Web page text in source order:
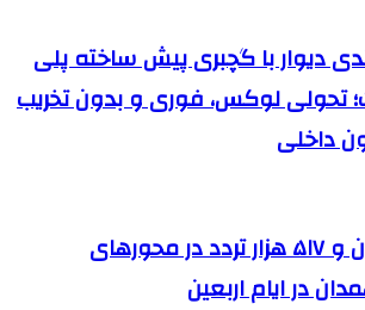
دیوار با گچبری پیش ساخته پلی
تحولی لوکس، فوری و بدون تخریب
داخلی
ثبت ۲ میلیون و ۵۱۷ هزار تردد در محورهای
در ایام اربعین